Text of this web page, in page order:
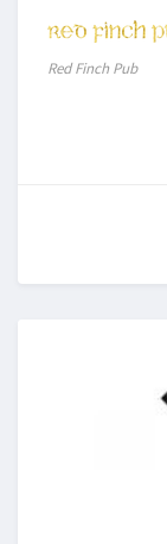
Red Finch Pub